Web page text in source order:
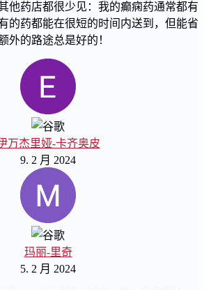
他药店都很少见：我的癫痫药通常都有
的药都能在很短的时间内送到，但能省
外的路途总是好的！
万杰里娅-卡齐奥皮
9. 2 月 2024
玛丽-里奇
5. 2 月 2024